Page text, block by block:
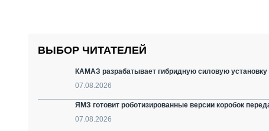
ВЫБОР ЧИТАТЕЛЕЙ
КАМАЗ разрабатывает гибридную силовую установку
07.08.2026
ЯМЗ готовит роботизированные версии коробок
07.08.2026